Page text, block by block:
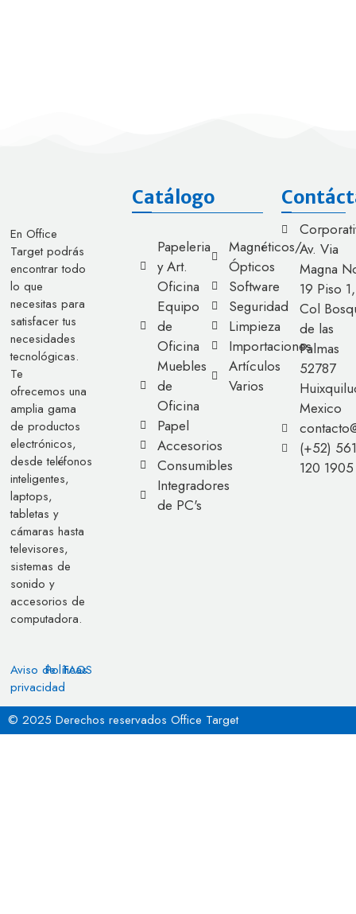
En Office
Target podrás
encontrar todo
lo que
necesitas para
satisfacer tus
necesidades
tecnológicas.
Te
ofrecemos una
amplia gama
de productos
electrónicos,
desde teléfonos
inteligentes,
laptops,
tabletas y
cámaras hasta
televisores,
sistemas de
sonido y
accesorios de
computadora.
Aviso de
privacidad
Políticas
FAQS
Catálogo
Papeleria
y Art.
Oficina
Equipo
de
Oficina
Muebles
de
Oficina
Papel
Accesorios
Consumibles
Integradores
de PC's
Magnéticos/
Ópticos
Software
Seguridad
Limpieza
Importaciones
Artículos
Varios
Av. Via
Magna
19 Piso 1,
Col
de las
Palmas
52787
Mexico
(+52) 561
120 1905
© 2025 Derechos reservados Office Target